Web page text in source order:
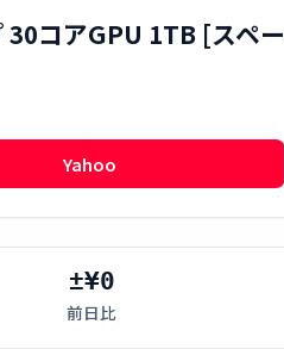
コアGPU 1TB [スペー
Yahoo
±¥0
前日比